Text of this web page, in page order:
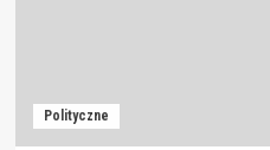
Polityczne